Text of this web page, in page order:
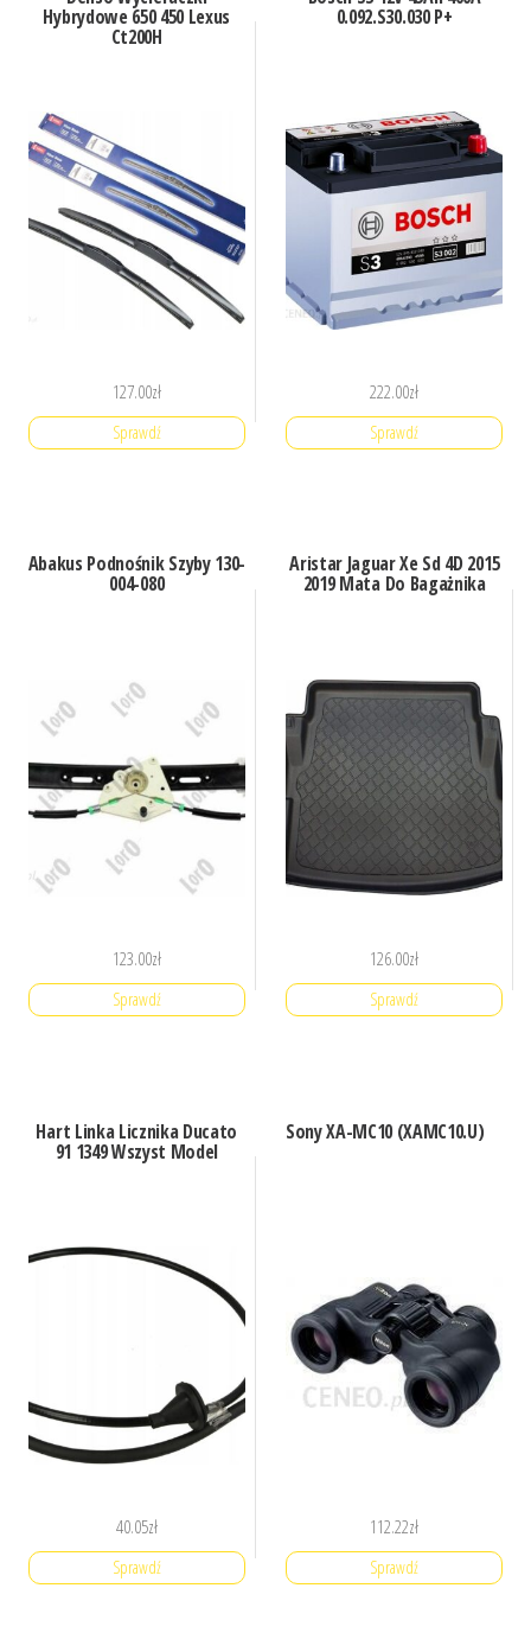
Hybrydowe 650 450 Lexus
Ct200H
127.00zł
Sprawdź
0.092.S30.030 P+
222.00zł
Sprawdź
Abakus Podnośnik Szyby 130-
004-080
123.00zł
Sprawdź
Aristar Jaguar Xe Sd 4D 2015
2019 Mata Do Bagażnika
126.00zł
Sprawdź
Hart Linka Licznika Ducato
91 1349 Wszyst Model
40.05zł
Sprawdź
Sony XA-MC10 (XAMC10.U)
112.22zł
Sprawdź